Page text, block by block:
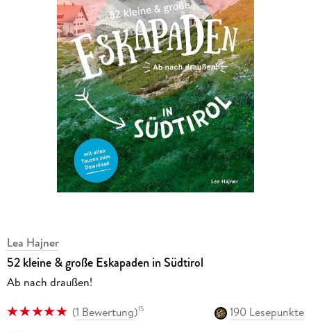
Lea Hajner
52 kleine & große Eskapaden in Südtirol
Ab nach draußen!
(1 Bewertung)15
190 Lesepunkte